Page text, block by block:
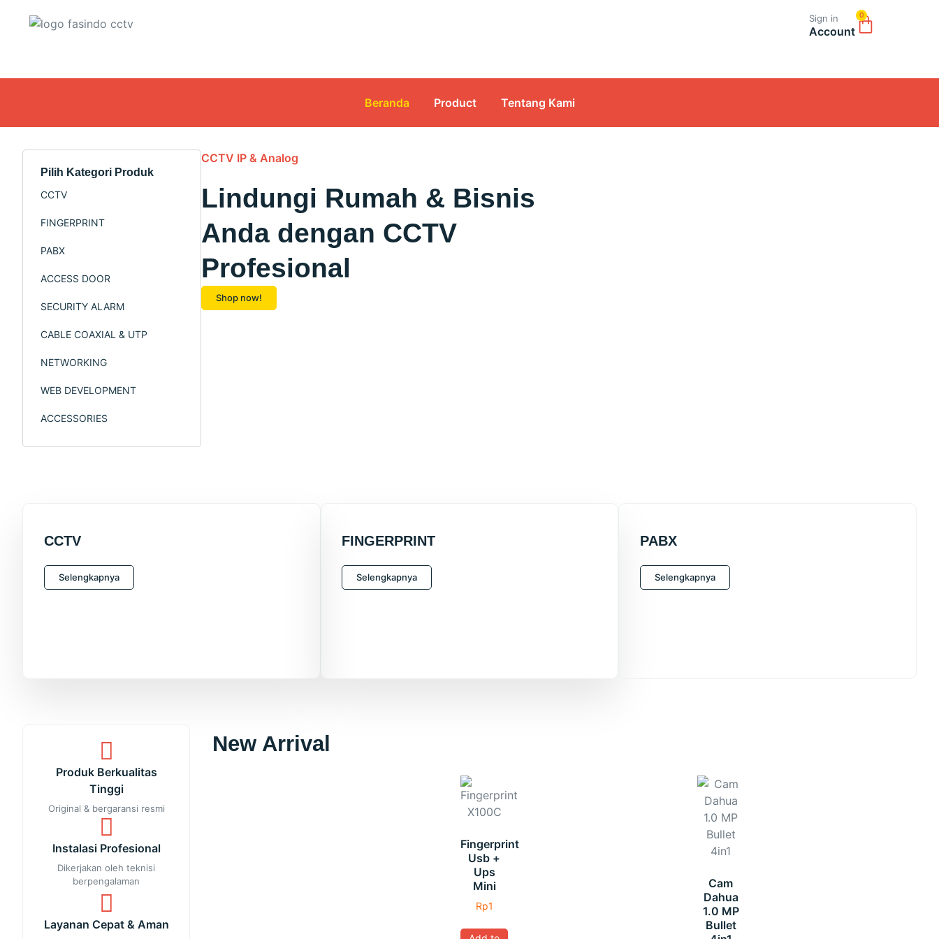
Sign in
Account
0
Beranda Product Tentang Kami
Pilih Kategori Produk
CCTV
FINGERPRINT
PABX
ACCESS DOOR
SECURITY ALARM
CABLE COAXIAL & UTP
NETWORKING
WEB DEVELOPMENT
ACCESSORIES
CCTV IP & Analog
Lindungi Rumah & Bisnis
Anda dengan CCTV
Profesional
Shop now!
CCTV
Selengkapnya
FINGERPRINT
Selengkapnya
PABX
Selengkapnya
Produk Berkualitas
Tinggi
Original & bergaransi resmi
Instalasi Profesional
Dikerjakan oleh teknisi
berpengalaman
Layanan Cepat & Aman
New Arrival
Fingerprint
Usb +
Ups
Mini
Rp1
Cam
Dahua
1.0 MP
Bullet